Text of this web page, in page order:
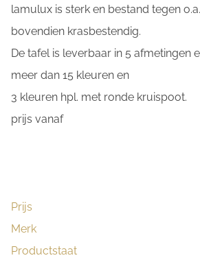
lamulux is sterk en bestand tegen
bovendien krasbestendig.
De tafel is leverbaar in 5 afmetingen
meer dan 15 kleuren en
3 kleuren hpl. met ronde kruispoot.
prijs vanaf
Prijs
Merk
Productstaat